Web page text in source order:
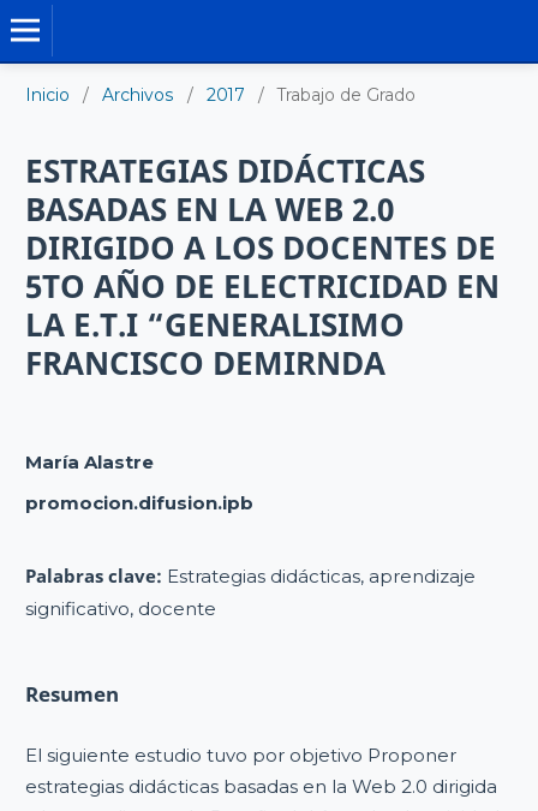
Inicio / Archivos / 2017 / Trabajo de Grado
ESTRATEGIAS DIDÁCTICAS
BASADAS EN LA WEB 2.0
DIRIGIDO A LOS DOCENTES DE
5TO AÑO DE ELECTRICIDAD EN
LA E.T.I “GENERALISIMO
FRANCISCO DEMIRNDA
María Alastre
promocion.difusion.ipb
Palabras clave: Estrategias didácticas, aprendizaje
significativo, docente
Resumen
El siguiente estudio tuvo por objetivo Proponer
estrategias didácticas basadas en la Web 2.0 dirigida